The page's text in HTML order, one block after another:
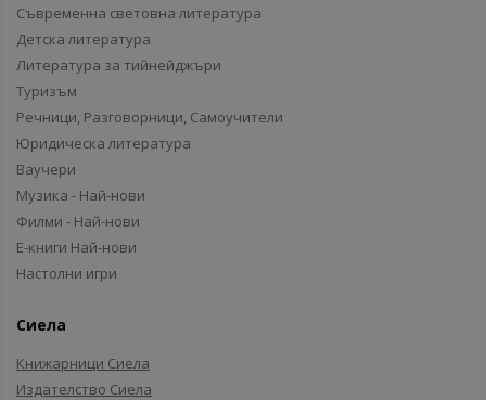
Съвременна световна литература
Детска литература
Литература за тийнейджъри
Туризъм
Речници, Разговорници, Самоучители
Юридическа литература
Ваучери
Музика - Най-нови
Филми - Най-нови
Е-книги Най-нови
Настолни игри
Сиела
Книжарници Сиела
Издателство Сиела